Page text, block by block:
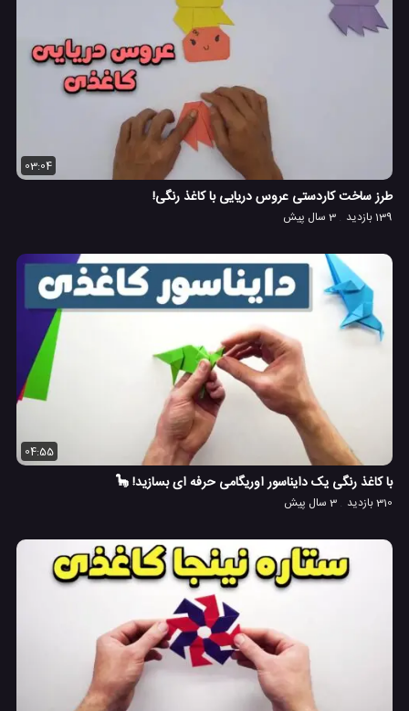
03:04
طرز ساخت کاردستی عروس دریایی با کاغذ رنگی!
139 بازدید 3 سال پیش
04:55
با کاغذ رنگی یک دایناسور اوریگامی حرفه ای بسازید! 🦕
310 بازدید 3 سال پیش